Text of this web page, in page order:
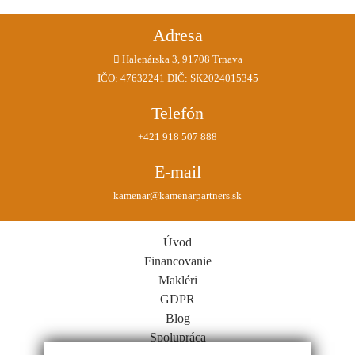
Adresa
Halenárska 3, 91708 Trnava
IČO: 47632241 DIČ: SK2024015345
Telefón
+421 918 507 888
E-mail
kamenar@kamenarpartners.sk
Úvod
Financovanie
Makléri
GDPR
Blog
Spolupráca